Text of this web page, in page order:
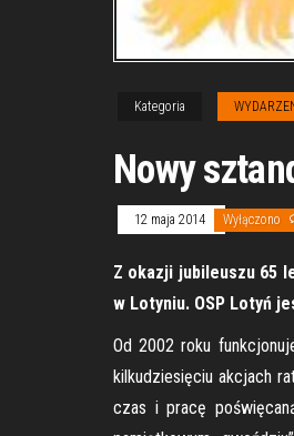
Kategoria
Nowy
12 maja 2014 Wyłączono
Z okazji jubileuszu 65
w Lotyniu. OSP Lotyń
Od 2002 roku
kilkudziesięciu akcjach
czas i pracę